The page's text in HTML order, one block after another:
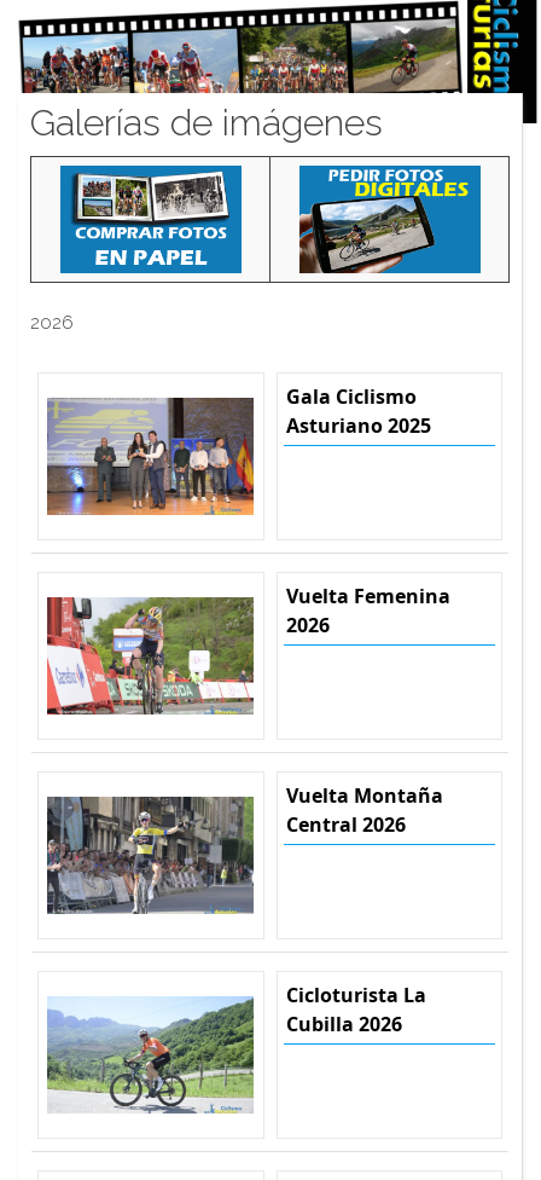
Galerías de imágenes
2026
Gala Ciclismo
Asturiano 2025
Vuelta Femenina
2026
Vuelta Montaña
Central 2026
Cicloturista La
Cubilla 2026